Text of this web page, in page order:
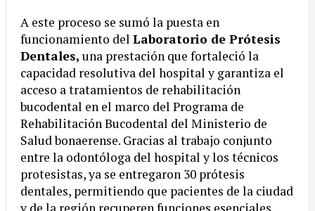
A este proceso se sumó la puesta en
funcionamiento del Laboratorio de Prótesis
Dentales, una prestación que fortaleció la
capacidad resolutiva del hospital y garantiza el
acceso a tratamientos de rehabilitación
bucodental en el marco del Programa de
Rehabilitación Bucodental del Ministerio de
Salud bonaerense. Gracias al trabajo conjunto
entre la odontóloga del hospital y los técnicos
protesistas, ya se entregaron 30 prótesis
dentales, permitiendo que pacientes de la ciudad